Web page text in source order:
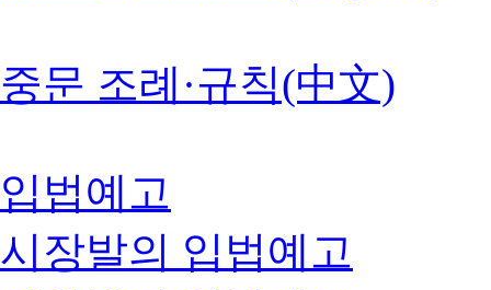
중문 조례·규칙(中文)
입법예고
시장발의 입법예고